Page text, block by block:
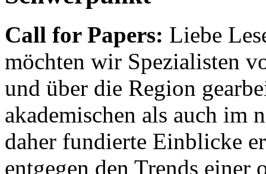
Call for Papers: Liebe
möchten wir Spezialisten
und über die Region
akademischen als auch im
daher fundierte Einblicke
entgegen den Trends einer